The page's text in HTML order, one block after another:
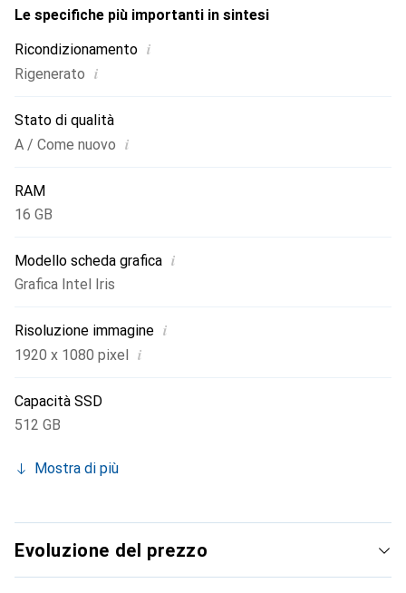
consentono un utilizzo flessibile. L'HP EliteBook x360
movimento e cerca prestazioni e mobilità.
Le specifiche più importanti in sintesi
Ricondizionamento i
Rigenerato i
Stato di qualità
A / Come nuovo i
RAM
16 GB
Modello scheda grafica i
Grafica Intel Iris
Risoluzione immagine i
1920 x 1080 pixel i
Capacità SSD
512 GB
Mostra di più
Evoluzione del prezzo